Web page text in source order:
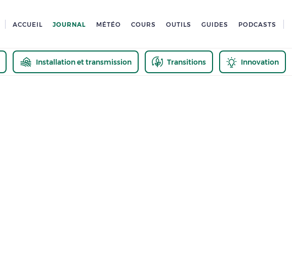
ACCUEIL JOURNAL MÉTÉO COURS OUTILS GUIDES PODCASTS
Installation et transmission Transitions Innovation